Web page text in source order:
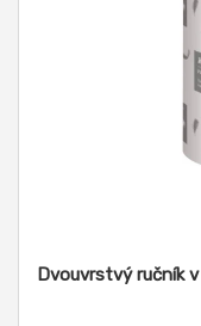
Dvouvrstvý ručník v